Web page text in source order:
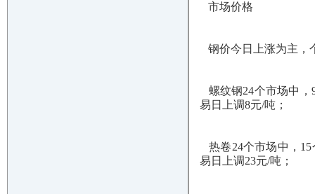
市场价格
钢价今日上涨为主，
螺纹钢24个市场中，
易日上调8元/吨；
热卷24个市场中，15
易日上调23元/吨；